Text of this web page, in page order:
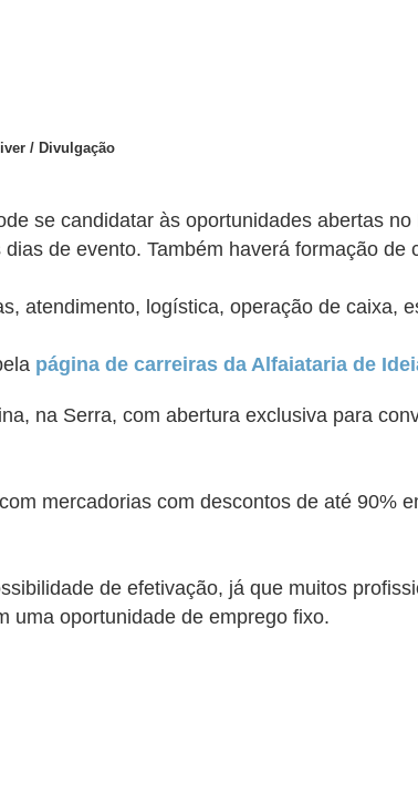
/ Divulgação
se candidatar às oportunidades abertas
de evento. Também haverá formação de
atendimento, logística, operação de caixa,
página de carreiras da Alfaiataria de
na Serra, com abertura exclusiva para
mercadorias com descontos de até 90%
de efetivação, já que muitos
uma oportunidade de emprego fixo.